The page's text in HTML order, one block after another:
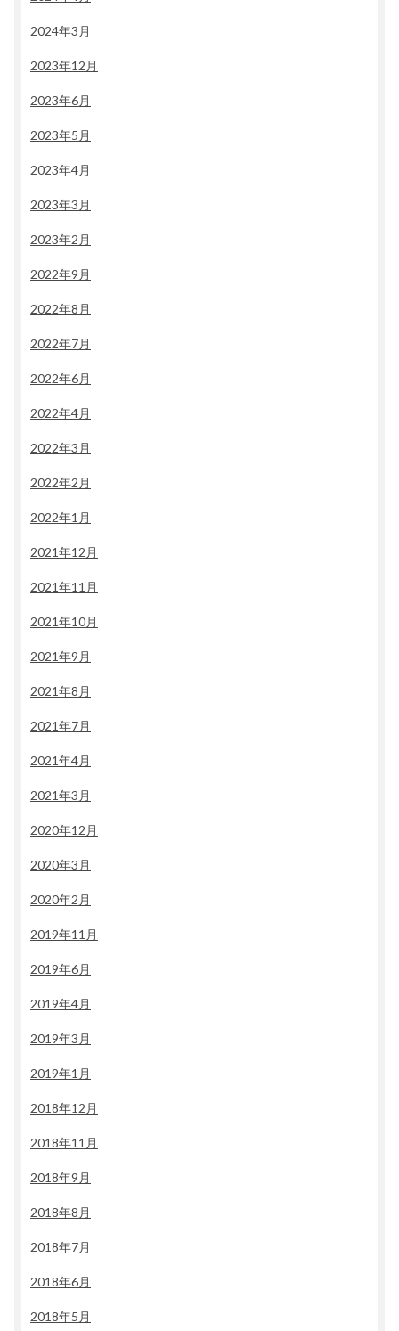
2024年3月
2023年12月
2023年6月
2023年5月
2023年4月
2023年3月
2023年2月
2022年9月
2022年8月
2022年7月
2022年6月
2022年4月
2022年3月
2022年2月
2022年1月
2021年12月
2021年11月
2021年10月
2021年9月
2021年8月
2021年7月
2021年4月
2021年3月
2020年12月
2020年3月
2020年2月
2019年11月
2019年6月
2019年4月
2019年3月
2019年1月
2018年12月
2018年11月
2018年9月
2018年8月
2018年7月
2018年6月
2018年5月